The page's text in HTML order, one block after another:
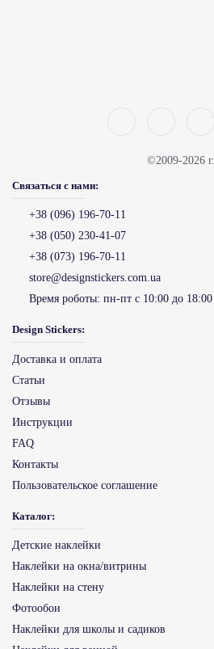
©2009-2026 г.
Связаться с нами:
+38 (096) 196-70-11
+38 (050) 230-41-07
+38 (073) 196-70-11
store@designstickers.com.ua
Время роботы: пн-пт с 10:00 до 18:00
Design Stickers:
Доставка и оплата
Статьи
Отзывы
Инструкции
FAQ
Контакты
Пользовательское соглашение
Каталог:
Детские наклейки
Наклейки на окна/витрины
Наклейки на стену
Фотообои
Наклейки для школы и садиков